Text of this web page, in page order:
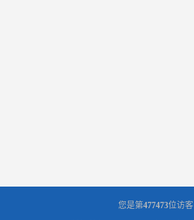
您是第477473位访客